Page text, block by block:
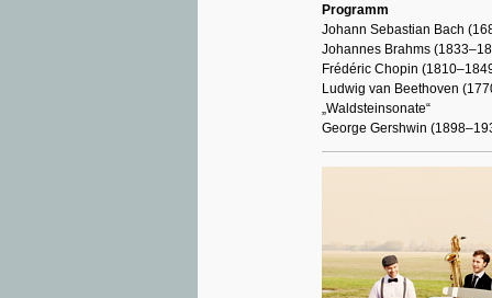
Programm
Johann Sebastian Bach
Johannes Brahms
Frédéric Chopin
Ludwig van Beethoven
„Waldsteinsonate“
George Gershwin